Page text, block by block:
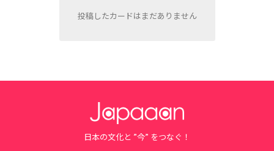
投稿したカードはまだありません
日本の文化と ”今” をつなぐ！